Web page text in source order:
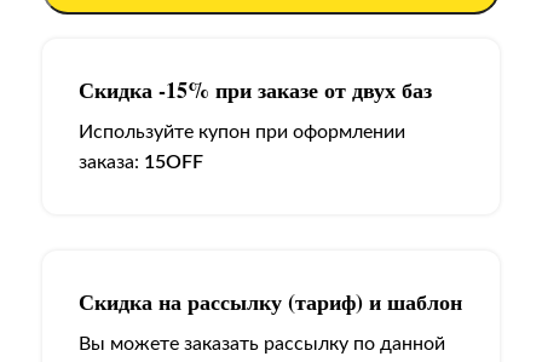
Скидка -15% при заказе от двух баз
Используйте купон при оформлении
заказа: 15OFF
Скидка на рассылку (тариф) и шаблон
Вы можете заказать рассылку по данной